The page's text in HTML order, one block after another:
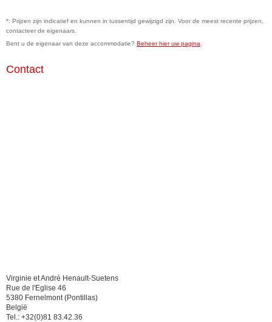
*: Prijzen zijn indicatief en kunnen in tussentijd gewijzigd zijn. Voor de meest recente prijzen,
contacteer de eigenaars.
Bent u de eigenaar van deze accommodatie? Beheer hier uw pagina
Contact
Virginie et André Henault-Suetens
Rue de l'Eglise 46
5380 Fernelmont (Pontillas)
België
Tel.: +32(0)81 83.42.36